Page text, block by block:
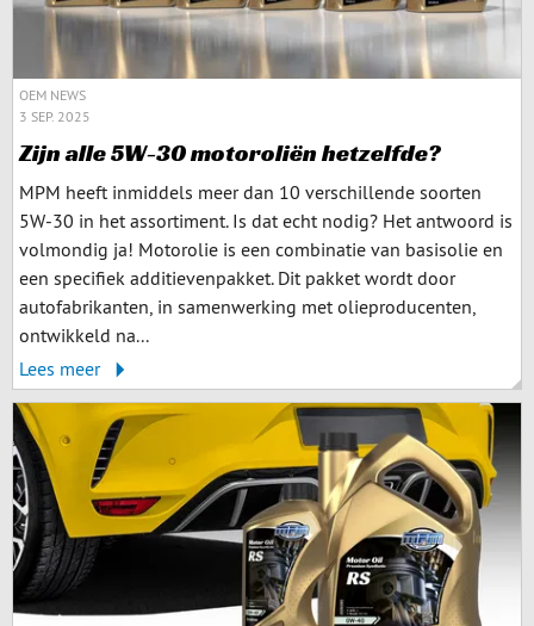
OEM NEWS
3 SEP. 2025
Zijn alle 5W-30 motoroliën hetzelfde?
MPM heeft inmiddels meer dan 10 verschillende soorten
5W-30 in het assortiment. Is dat echt nodig? Het antwoord is
volmondig ja! Motorolie is een combinatie van basisolie en
een specifiek additievenpakket. Dit pakket wordt door
autofabrikanten, in samenwerking met olieproducenten,
ontwikkeld na...
Lees meer